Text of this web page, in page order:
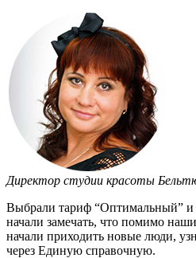
Директор студии красоты
Выбрали тариф “Оптимальный”
начали замечать, что помимо
начали приходить новые люди,
через Единую справочную.